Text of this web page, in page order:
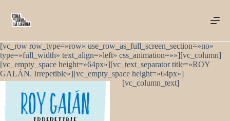
contenido
[vc_row row_type=»row» use_row_as_full_screen_section=»no»
type=»full_width» text_align=»left» css_animation=»»][vc_column]
[vc_empty_space height=»64px»][vc_text_separator title=»ROY
GALÁN. Irrepetible»][vc_empty_space height=»64px»]
[vc_column_text]